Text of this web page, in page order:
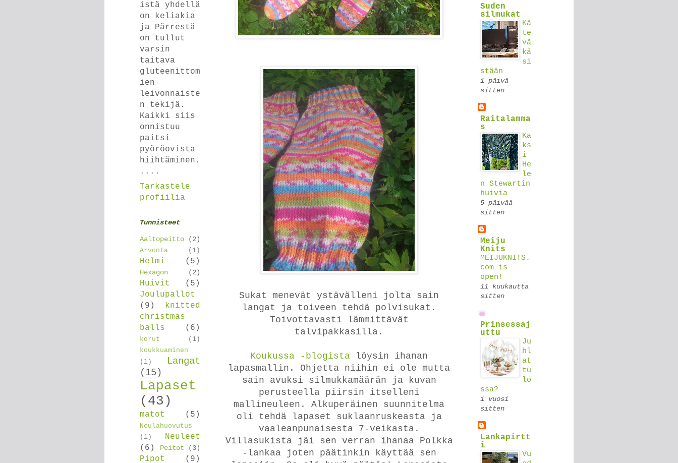
Sukat menevät ystävälleni jolta sain
langat ja toiveen tehdä polvisukat.
Toivottavasti lämmittävät
talvipakkasilla.
Koukussa -blogista löysin ihanan
lapasmallin. Ohjetta niihin ei ole mutta
sain avuksi silmukkamäärän ja kuvan
perusteella piirsin itselleni
mallineuleen. Alkuperäinen suunnitelma
oli tehdä lapaset suklaanruskeasta ja
vaaleanpunaisesta 7-veikasta.
Villasukista jäi sen verran ihanaa Polkka
-lankaa joten päätinkin käyttää sen
istä yhdellä
on keliakia
ja Pärrestä
on tullut
varsin
taitava
gluteenittom
ien
leivonnaiste
n tekijä.
Kaikki siis
onnistuu
paitsi
pyöröovista
hiihtäminen.
....
Tarkastele
profiilia
Tunnisteet
Aaltopeitto (2)
Arvonta (1)
Helmi (5)
Hexagon (2)
Huivit
(5)
Joulupallot
(9)
knitted
christmas
balls
(6)
korut
(1)
koukkuaminen
(1)
Langat
(15)
Lapaset
(43)
matot (5)
Neulahuovutus
(1)
Neuleet
(6)
Peitot (3)
Pipot
(9)
Suden
silmukat
Kä
te
vä
kä
si
stään
1 päivä
sitten
Raitalamma
s
Ka
ks
i
He
le
n Stewartin
huivia
5 päivää
sitten
Meiju
Knits
MEIJUKNITS.
com is
open!
11 kuukautta
sitten
Prinsessaj
uttu
Ju
hl
at
tu
lo
ssa?
1 vuosi
sitten
Lankapirtt
i
Vu